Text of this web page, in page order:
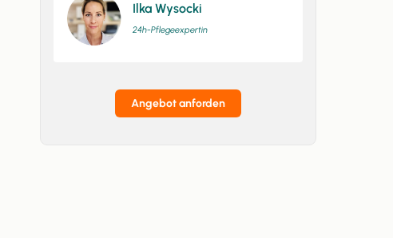
Ilka Wysocki
24h-Pflegeexpertin
Angebot anforden